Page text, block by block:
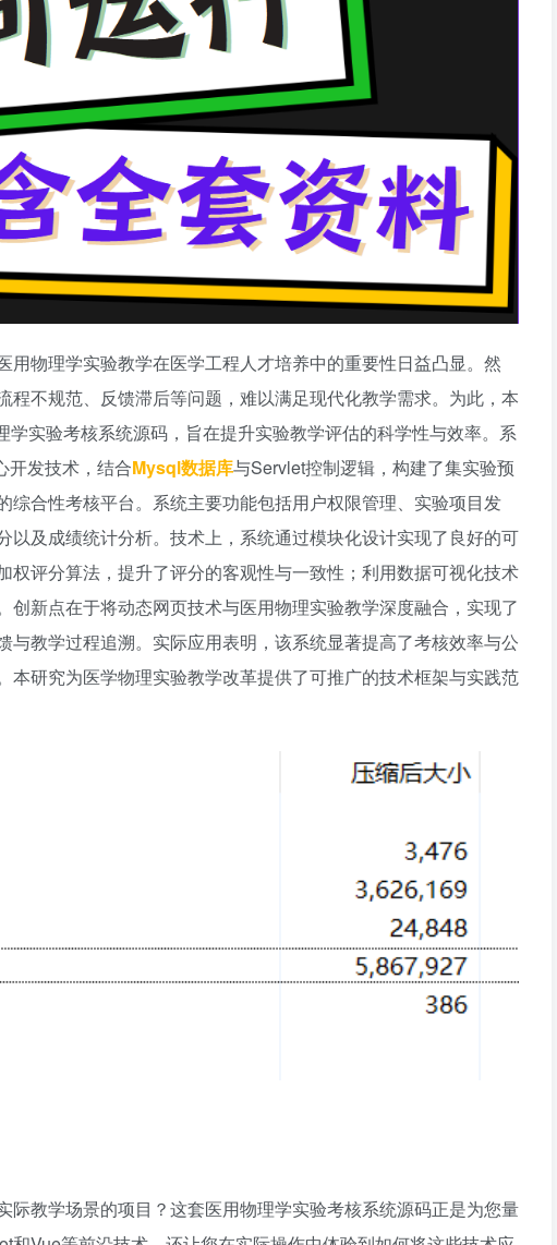
物理学实验教学在医学工程人才培养中的重要性日益凸显。然
程不规范、反馈滞后等问题，难以满足现代化教学需求。为此，本
实验考核系统源码，旨在提升实验教学评估的科学性与效率。系
开发技术，结合Mysql数据库与Servlet控制逻辑，构建了集实验预
综合性考核平台。系统主要功能包括用户权限管理、实验项目发
以及成绩统计分析。技术上，系统通过模块化设计实现了良好的可
权评分算法，提升了评分的客观性与一致性；利用数据可视化技术
新点在于将动态网页技术与医用物理实验教学深度融合，实现了
与教学过程追溯。实际应用表明，该系统显著提高了考核效率与公
本研究为医学物理实验教学改革提供了可推广的技术框架与实践范
际教学场景的项目？这套医用物理学实验考核系统源码正是为您量